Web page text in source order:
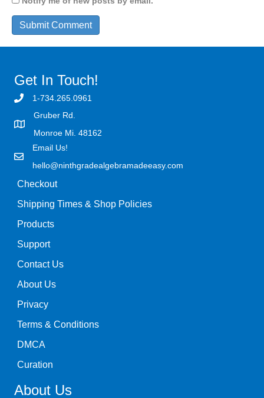
Get In Touch!
1-734.265.0961
Gruber Rd.
Monroe Mi. 48162
Email Us!
hello@ninthgradealgebramadeeasy.com
Checkout
Shipping Times & Shop Policies
Products
Support
Contact Us
About Us
Privacy
Terms & Conditions
DMCA
Curation
About Us